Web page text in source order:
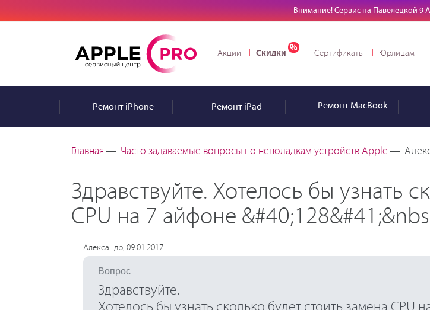
Внимание! Сервис на Павелецкой 9
Акции Скидки Сертификаты Юрлицам
РемонтiPhone РемонтiPad Ремонт MacBook
Главная — Часто задаваемые вопросы по неполадкам устройств Apple —
Здравствуйте. Хотелось бы узнать
CPU на 7 айфоне
Александр, 09.01.2017
Вопрос
Здравствуйте.